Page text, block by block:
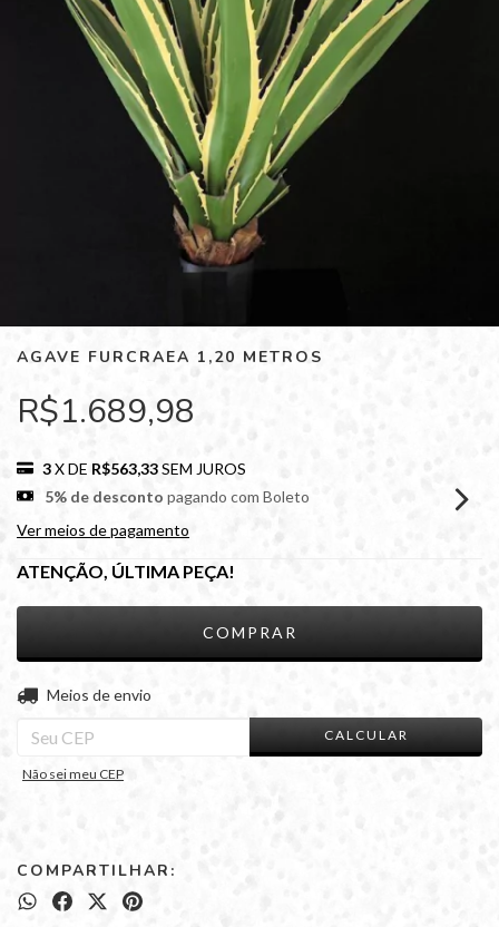
AGAVE FURCRAEA 1,20 METROS
R$1.689,98
3X DE R$563,33SEM JUROS
5% de desconto pagando com Boleto
Ver meios de pagamento
ATENÇÃO, ÚLTIMA PEÇA!
Entregas para o CEP:
Meios de envio
CALCULAR
Não sei meu CEP
COMPARTILHAR: